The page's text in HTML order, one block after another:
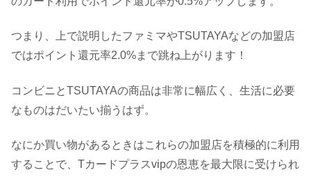
つまり、上で説明したファミマやTSUTAYAなどの加盟店
ではポイント還元率2.0%まで跳ね上がります！
コンビニとTSUTAYAの商品は非常に幅広く、生活に必要
なものはだいたい揃うはず。
なにか買い物があるときはこれらの加盟店を積極的に利用
することで、Tカードプラスvipの恩恵を最大限に受けられ